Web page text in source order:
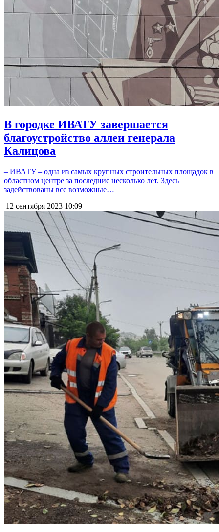
В городке ИВАТУ завершается
благоустройство аллеи генерала
Калицова
– ИВАТУ – одна из самых крупных строительных площадок в
областном центре за последние несколько лет. Здесь
задействованы все возможные…
12 сентября 2023 10:09